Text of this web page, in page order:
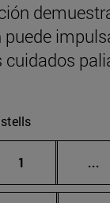
cuidados
Página
1 ...